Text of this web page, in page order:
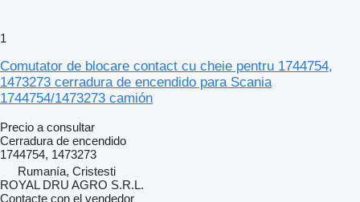
1
Comutator de blocare contact cu cheie pentru 1744754,
1473273 cerradura de encendido para Scania
1744754/1473273 camión
Precio a consultar
Cerradura de encendido
1744754, 1473273
Rumanía, Cristesti
ROYAL DRU AGRO S.R.L.
Contacte con el vendedor